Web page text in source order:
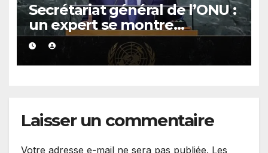
Secrétariat général de l’ONU :
un expert se montre
optimiste quant aux chances
de Macky Sall
Laisser un commentaire
Votre adresse e-mail ne sera pas publiée. Les